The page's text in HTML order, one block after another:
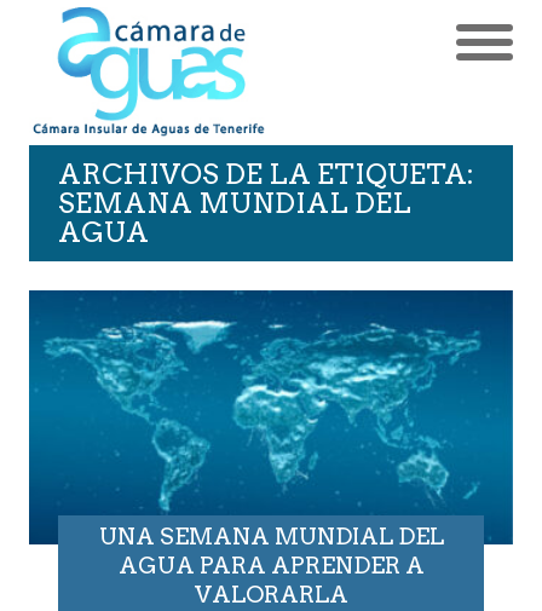
ARCHIVOS DE LA ETIQUETA:
SEMANA MUNDIAL DEL
AGUA
UNA SEMANA MUNDIAL DEL
AGUA PARA APRENDER A
VALORARLA